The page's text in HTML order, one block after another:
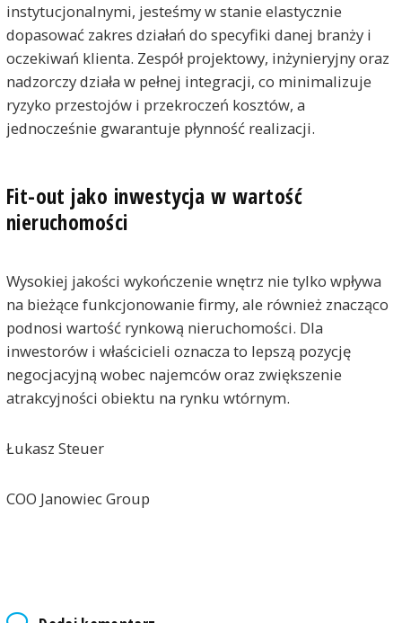
instytucjonalnymi, jesteśmy w stanie elastycznie
dopasować zakres działań do specyfiki danej branży i
oczekiwań klienta. Zespół projektowy, inżynieryjny oraz
nadzorczy działa w pełnej integracji, co minimalizuje
ryzyko przestojów i przekroczeń kosztów, a
jednocześnie gwarantuje płynność realizacji.
Fit-out jako inwestycja w wartość
nieruchomości
Wysokiej jakości wykończenie wnętrz nie tylko wpływa
na bieżące funkcjonowanie firmy, ale również znacząco
podnosi wartość rynkową nieruchomości. Dla
inwestorów i właścicieli oznacza to lepszą pozycję
negocjacyjną wobec najemców oraz zwiększenie
atrakcyjności obiektu na rynku wtórnym.
Łukasz Steuer
COO Janowiec Group